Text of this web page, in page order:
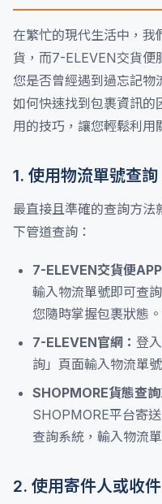
在繁忙的現代生活中，我
貨，而7-ELEVEN交貨便
您是否曾經遇到過忘記物
如何快速找到包裹資訊的
用的技巧，讓您輕鬆利用
1. 使用物流單號查詢
最直接且準確的查詢方法
下管道查詢：
7-ELEVEN交貨便APP
輸入物流單號即可查
您隨時掌握包裹狀態。
7-ELEVEN官網： 登
詢」頁面輸入物流單
SHOPMORE貨態查詢
SHOPMORE平台寄
查詢系統，輸入物流
2. 使用寄件人或收